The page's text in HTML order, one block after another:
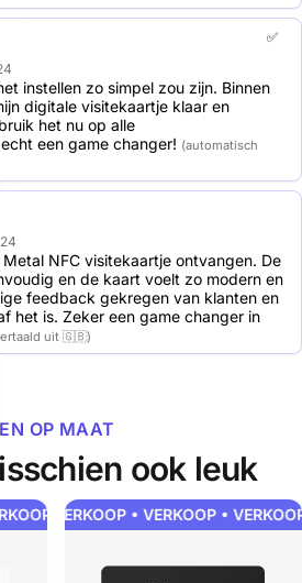
✅
instellen zo simpel zou zijn. Binnen
digitale visitekaartje klaar en
het nu op alle
een game changer! (automatisch
NFC visitekaartje ontvangen. De
en de kaart voelt zo modern en
feedback gekregen van klanten en
het is. Zeker een game changer in
uit 🇬🇧)
OP MAAT
ook leuk
• VERKOOP • VERKOOP •
• VERKOOP • VERKOOP •